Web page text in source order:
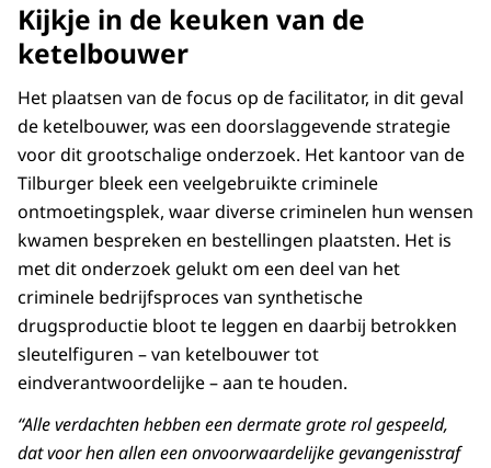
Kijkje in de keuken van de
ketelbouwer
Het plaatsen van de focus op de facilitator, in dit geval
de ketelbouwer, was een doorslaggevende strategie
voor dit grootschalige onderzoek. Het kantoor van de
Tilburger bleek een veelgebruikte criminele
ontmoetingsplek, waar diverse criminelen hun wensen
kwamen bespreken en bestellingen plaatsten. Het is
met dit onderzoek gelukt om een deel van het
criminele bedrijfsproces van synthetische
drugsproductie bloot te leggen en daarbij betrokken
sleutelfiguren – van ketelbouwer tot
eindverantwoordelijke – aan te houden.
“Alle verdachten hebben een dermate grote rol gespeeld,
dat voor hen allen een onvoorwaardelijke gevangenisstraf